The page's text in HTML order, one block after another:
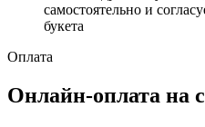
самостоятельно и
букета
Оплата
Онлайн-оплата на